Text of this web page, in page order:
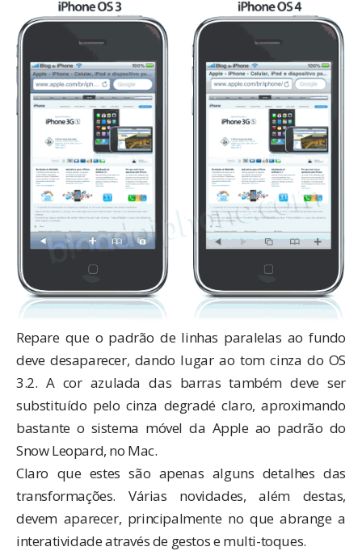
Repare que o padrão de linhas paralelas ao fundo
deve desaparecer, dando lugar ao tom cinza do OS
3.2. A cor azulada das barras também deve ser
substituído pelo cinza degradé claro, aproximando
bastante o sistema móvel da Apple ao padrão do
Snow Leopard, no Mac.
Claro que estes são apenas alguns detalhes das
transformações. Várias novidades, além destas,
devem aparecer, principalmente no que abrange a
interatividade através de gestos e multi-toques.